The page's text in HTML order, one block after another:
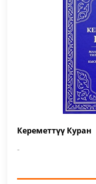
Кереметтүү Куран
-